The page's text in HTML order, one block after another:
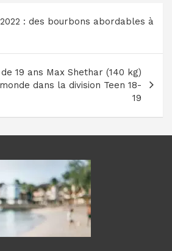
: des bourbons abordables à
19 ans Max Shethar (140 kg)
dans la division Teen 18-
19